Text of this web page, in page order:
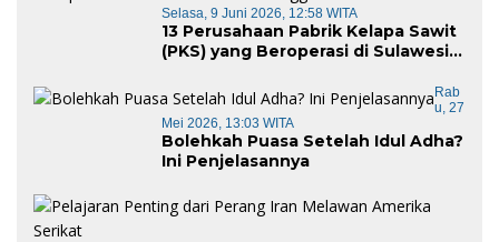
Selasa, 9 Juni 2026, 12:58 WITA
13 Perusahaan Pabrik Kelapa Sawit
(PKS) yang Beroperasi di Sulawesi
Rab
U, 27
Mei 2026, 13:03 WITA
Bolehkah Puasa Setelah Idul Adha?
Ini Penjelasannya